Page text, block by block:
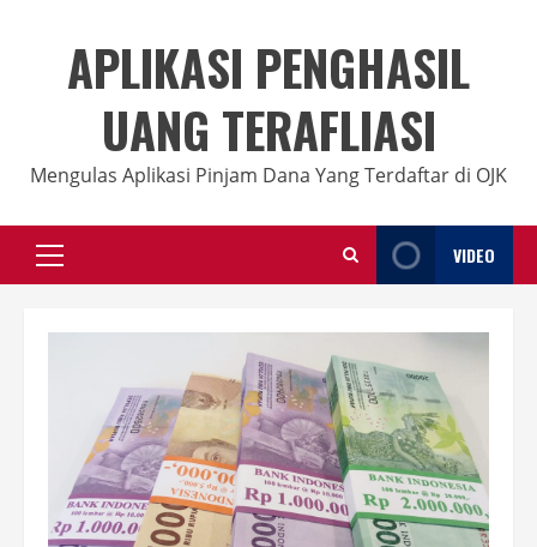
APLIKASI PENGHASIL
UANG TERAFLIASI
Mengulas Aplikasi Pinjam Dana Yang Terdaftar di OJK
Primary
Menu
VIDEO